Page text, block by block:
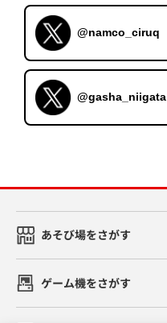
@namco_ciruq
@gasha_niigata
あそび場をさがす
ゲーム機をさがす